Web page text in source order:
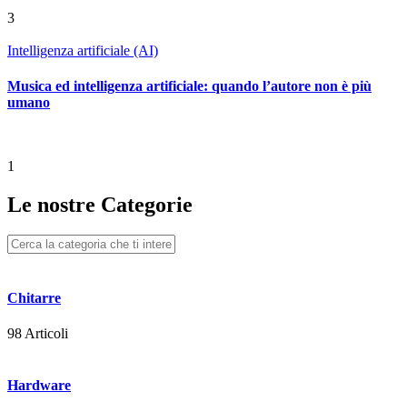
3
Intelligenza artificiale (AI)
Musica ed intelligenza artificiale: quando l’autore non è più
umano
1
Le nostre Categorie
Chitarre
98 Articoli
Hardware